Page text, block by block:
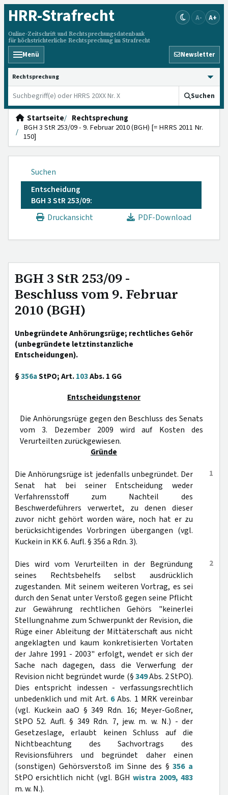
HRR-Strafrecht
Online-Zeitschrift und Rechtsprechungsdatenbank
für höchstrichterliche Rechtsprechung im Strafrecht
A- A+
Menü Newsletter
HRRS durchsuchen
Suchen
Startseite
Rechtsprechung
BGH 3 StR 253/09 - 9. Februar 2010 (BGH) [= HRRS 2011 Nr.
150]
Suchen
Entscheidung
BGH 3 StR 253/09:
Druckansicht
PDF-Download
BGH 3 StR 253/09 -
Beschluss vom 9. Februar
2010 (BGH)
Unbegründete Anhörungsrüge; rechtliches Gehör
(unbegründete letztinstanzliche
Entscheidungen).
§356aStPO; Art.103Abs. 1 GG
Entscheidungstenor
Die Anhörungsrüge gegen den Beschluss des Senats
vom 3. Dezember 2009 wird auf Kosten des
Verurteilten zurückgewiesen.
Gründe
1
Die Anhörungsrüge ist jedenfalls unbegründet. Der
Senat hat bei seiner Entscheidung weder
Verfahrensstoff zum Nachteil des
Beschwerdeführers verwertet, zu denen dieser
zuvor nicht gehört worden wäre, noch hat er zu
berücksichtigendes Vorbringen übergangen (vgl.
Kuckein in KK 6. Aufl. § 356 a Rdn. 3).
2
Dies wird vom Verurteilten in der Begründung
seines Rechtsbehelfs selbst ausdrücklich
zugestanden. Mit seinem weiteren Vortrag, es sei
durch den Senat unter Verstoß gegen seine Pflicht
zur Gewährung rechtlichen Gehörs "keinerlei
Stellungnahme zum Schwerpunkt der Revision, die
Rüge einer Ableitung der Mittäterschaft aus nicht
angeklagten und kaum konkretisierten Vortaten
der Jahre 1991 - 2003" erfolgt, wendet er sich der
Sache nach dagegen, dass die Verwerfung der
Revision nicht begründet wurde (§349Abs. 2 StPO).
Dies entspricht indessen - verfassungsrechtlich
unbedenklich und mit Art. 6Abs. 1 MRK vereinbar
(vgl. Kuckein aaO § 349 Rdn. 16; Meyer-Goßner,
StPO 52. Aufl. § 349 Rdn. 7, jew. m. w. N.) - der
Gesetzeslage, erlaubt keinen Schluss auf die
Nichtbeachtung des Sachvortrags des
Revisionsführers und begründet daher einen
(sonstigen) Gehörsverstoß im Sinne des §356 a
StPO ersichtlich nicht (vgl. BGHwistra 2009, 483
m. w. N.).